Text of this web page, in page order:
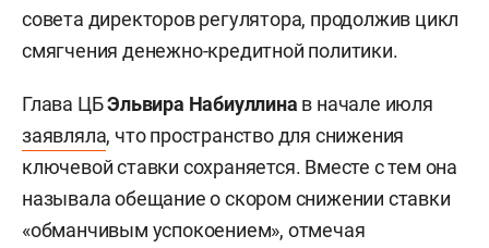
совета директоров регулятора, продолжив цикл
смягчения денежно-кредитной политики.
Глава ЦБЭльвира Набиуллина в начале июля
заявляла, что пространство для снижения
ключевой ставки сохраняется. Вместе с тем она
называла обещание о скором снижении ставки
«обманчивым успокоением», отмечая